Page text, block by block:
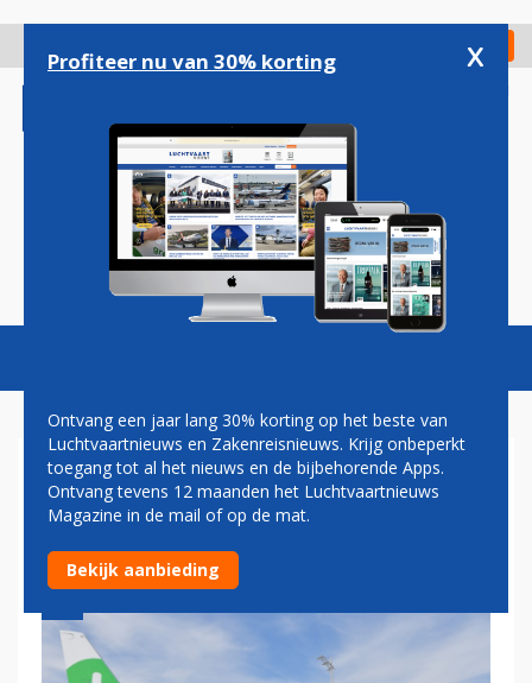
gaan
Check in
Magazine Podcasts Vacatures
TOESTEL TRANSAVIA MAAKT
VOORZORGSLANDING
Profiteer nu van 30% korting x
Ontvang een jaar lang 30% korting op het beste van
Luchtvaartnieuws en Zakenreisnieuws. Krijg onbeperkt
toegang tot al het nieuws en de bijbehorende Apps.
Ontvang tevens 12 maanden het Luchtvaartnieuws
Magazine in de mail of op de mat.
Bekijk aanbieding